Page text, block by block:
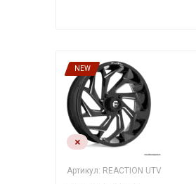
NEW
Артикул: REACTION UTV